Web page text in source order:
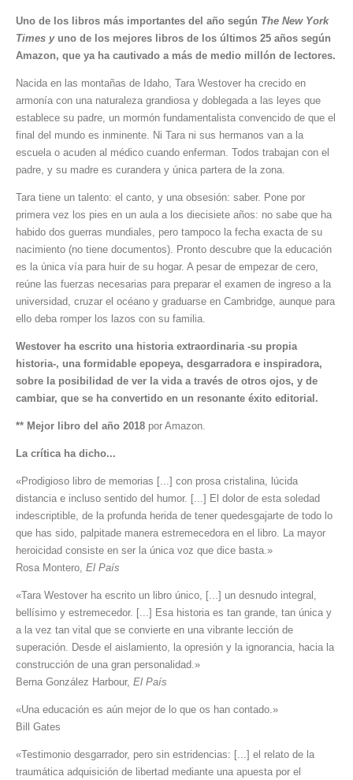
Uno de los libros más importantes del año según The New York
Times yuno de los mejores libros de los últimos 25 años según
Amazon, que ya ha cautivado a más de medio millón de lectores.
Nacida en las montañas de Idaho, Tara Westover ha crecido en
armonía con una naturaleza grandiosa y doblegada a las leyes que
establece su padre, un mormón fundamentalista convencido de que el
final del mundo es inminente. Ni Tara ni sus hermanos van a la
escuela o acuden al médico cuando enferman. Todos trabajan con el
padre, y su madre es curandera y única partera de la zona.
Tara tiene un talento: el canto, y una obsesión: saber. Pone por
primera vez los pies en un aula a los diecisiete años: no sabe que ha
habido dos guerras mundiales, pero tampoco la fecha exacta de su
nacimiento (no tiene documentos). Pronto descubre que la educación
es la única vía para huir de su hogar. A pesar de empezar de cero,
reúne las fuerzas necesarias para preparar el examen de ingreso a la
universidad, cruzar el océano y graduarse en Cambridge, aunque para
ello deba romper los lazos con su familia.
Westover ha escrito una historia extraordinaria -su propia
historia-, una formidable epopeya, desgarradora e inspiradora,
sobre la posibilidad de ver la vida a través de otros ojos, y de
cambiar, que se ha convertido en un resonante éxito editorial.
** Mejor libro del año 2018 por Amazon.
La crítica ha dicho...
«Prodigioso libro de memorias [...] con prosa cristalina, lúcida
distancia e incluso sentido del humor. [...] El dolor de esta soledad
indescriptible, de la profunda herida de tener quedesgajarte de todo lo
que has sido, palpitade manera estremecedora en el libro. La mayor
heroicidad consiste en ser la única voz que dice basta.»
Rosa Montero, El País
«Tara Westover ha escrito un libro único, [...] un desnudo integral,
bellísimo y estremecedor. [...] Esa historia es tan grande, tan única y
a la vez tan vital que se convierte en una vibrante lección de
superación. Desde el aislamiento, la opresión y la ignorancia, hacia la
construcción de una gran personalidad.»
Berna González Harbour, El País
«Una educación es aún mejor de lo que os han contado.»
Bill Gates
«Testimonio desgarrador, pero sin estridencias: [...] el relato de la
traumática adquisición de libertad mediante una apuesta por el